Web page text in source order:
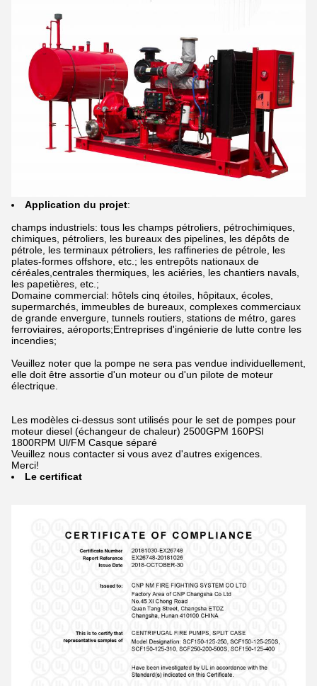
Application du projet:
champs industriels: tous les champs pétroliers, pétrochimiques,
chimiques, pétroliers, les bureaux des pipelines, les dépôts de
pétrole, les terminaux pétroliers, les raffineries de pétrole, les
plates-formes offshore, etc.; les entrepôts nationaux de
céréales,centrales thermiques, les aciéries, les chantiers navals,
les papetières, etc.;
Domaine commercial: hôtels cinq étoiles, hôpitaux, écoles,
supermarchés, immeubles de bureaux, complexes commerciaux
de grande envergure, tunnels routiers, stations de métro, gares
ferroviaires, aéroports;Entreprises d'ingénierie de lutte contre les
incendies;
Veuillez noter que la pompe ne sera pas vendue individuellement,
elle doit être assortie d'un moteur ou d'un pilote de moteur
électrique.
Les modèles ci-dessus sont utilisés pour le set de pompes pour
moteur diesel (échangeur de chaleur) 2500GPM 160PSI
1800RPM Ul/FM Casque séparé
Veuillez nous contacter si vous avez d'autres exigences.
Merci!
Le certificat